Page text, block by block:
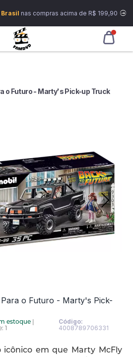
nas compras acima de R$ 199,90
o Futuro - Marty's Pick-up Truck
o Futuro - Marty's Pick-
estoque |
1
Código:
4008789706331
icônico em que Marty McFly